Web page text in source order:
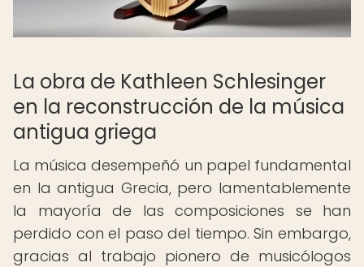
La obra de Kathleen Schlesinger
en la reconstrucción de la música
antigua griega
La música desempeñó un papel fundamental
en la antigua Grecia, pero lamentablemente
la mayoría de las composiciones se han
perdido con el paso del tiempo. Sin embargo,
gracias al trabajo pionero de musicólogos